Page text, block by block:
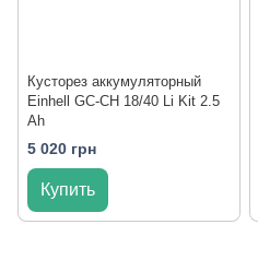
Кусторез аккумуляторный
Einhell GC-CH 18/40 Li Kit 2.5
Ah
5 020 грн
Купить